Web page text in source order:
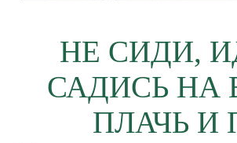
НЕ СИДИ,
САДИСЬ НА
ПЛАЧЬ И